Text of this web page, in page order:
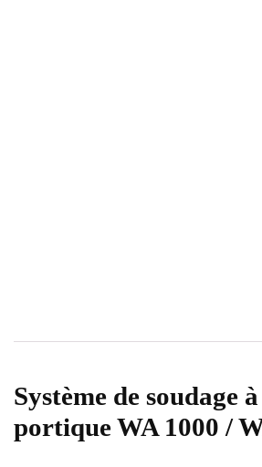
Système de soudage
portique WA 1000 /